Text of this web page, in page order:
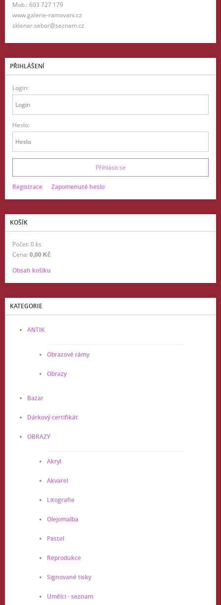
Mob.: 603 727 179
www.galerie-ramovani.cz
sklenar.sebor@seznam.cz
PŘIHLÁŠENÍ
Login:
Heslo:
Registrace Zapomenuté heslo
KOŠÍK
Počet: 0 ks
Cena: 0,00 Kč
Obsah košíku
KATEGORIE
ANTIK
Obrazové rámy
Obrazy
Bazar
Dárkový certifikát
OBRAZY
Akryl
Akvarel
Litografie
Olejomalba
Pastel
Reprodukce
Signované tisky
Umělci - seznam